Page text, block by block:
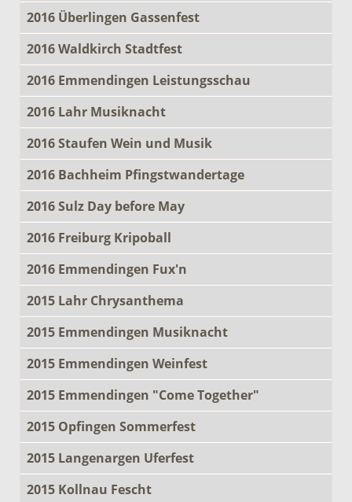
2016 Überlingen Gassenfest
2016 Waldkirch Stadtfest
2016 Emmendingen Leistungsschau
2016 Lahr Musiknacht
2016 Staufen Wein und Musik
2016 Bachheim Pfingstwandertage
2016 Sulz Day before May
2016 Freiburg Kripoball
2016 Emmendingen Fux'n
2015 Lahr Chrysanthema
2015 Emmendingen Musiknacht
2015 Emmendingen Weinfest
2015 Emmendingen "Come Together"
2015 Opfingen Sommerfest
2015 Langenargen Uferfest
2015 Kollnau Fescht